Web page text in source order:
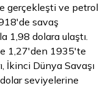
gerçekleşti ve petrol
savaş
1,98 dolara ulaştı.
1,27'den 1935'te
İkinci Dünya Savaşı
dolarseviyelerine